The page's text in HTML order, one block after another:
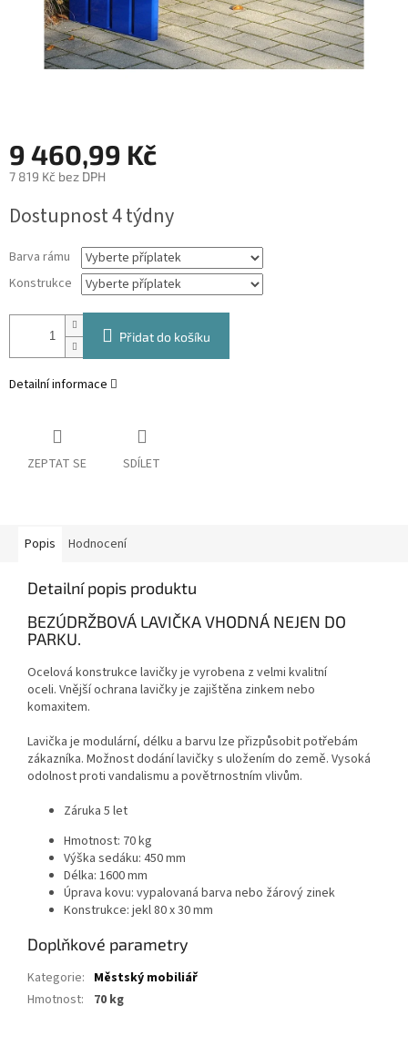
9 460,99 Kč
7 819 Kč bez DPH
cena:
Dostupnost 4 týdny
Barva rámu
Konstrukce
Přidat do košíku
Detailní informace
ZEPTAT SE SDÍLET
Popis Hodnocení
Detailní popis produktu
BEZÚDRŽBOVÁ LAVIČKA VHODNÁ NEJEN DO
PARKU.
Ocelová konstrukce lavičky je vyrobena z velmi kvalitní
oceli. Vnější ochrana lavičky je zajištěna zinkem nebo
komaxitem.
Lavička je modulární, délku a barvu lze přizpůsobit potřebám
zákazníka. Možnost dodání lavičky s uložením do země. Vysoká
odolnost proti vandalismu a povětrnostním vlivům.
Záruka 5 let
Hmotnost: 70 kg
Výška sedáku: 450 mm
Délka: 1600 mm
Úprava kovu: vypalovaná barva nebo žárový zinek
Konstrukce: jekl 80 x 30 mm
Doplňkové parametry
Kategorie: Městský mobiliář
Hmotnost: 70 kg